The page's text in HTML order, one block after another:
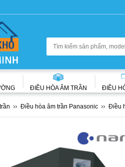
ĐIỀU HÒA ÂM TRẦN ĐIỀU
Điều hòa âm trần Panasonic Điều